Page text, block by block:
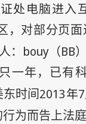
处电脑进入
，对部分页
： bouy （BB
一年，已有
时间 2013年7
为而告上法